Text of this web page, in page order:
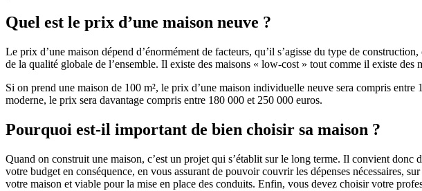
Quel est le prix d’une maison neuve ?
Le prix d’une maison dépend d’énormément de facteurs, qu’il s’agisse du type de
de la qualité globale de l’ensemble. Il existe des maisons « low-cost » tout comme il existe
Si on prend une maison de 100 m², le prix d’une maison individuelle neuve sera compris
moderne, le prix sera davantage compris entre 180 000 et 250 000 euros.
Pourquoi est-il important de bien choisir sa maison ?
Quand on construit une maison, c’est un projet qui s’établit sur le long terme. Il convient
votre budget en conséquence, en vous assurant de pouvoir couvrir les dépenses nécessaires,
votre maison et viable pour la mise en place des conduits. Enfin, vous devez choisir votre